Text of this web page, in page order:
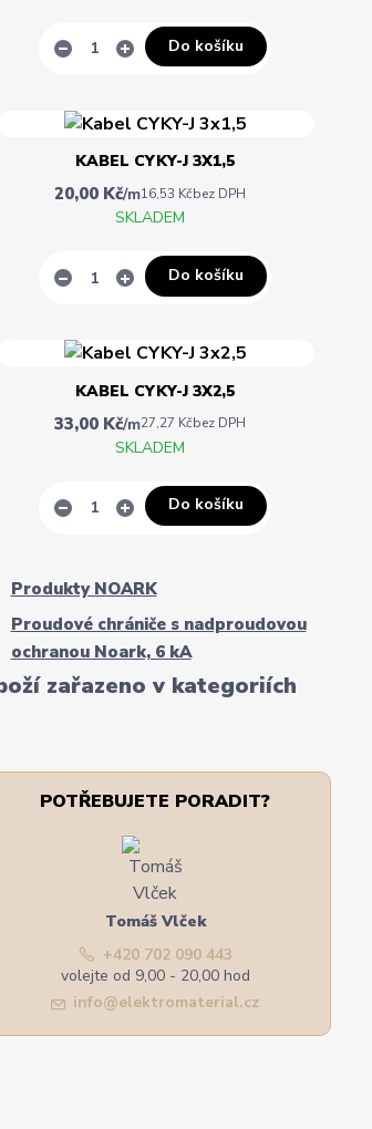
zařazeno v kategoriích
Produkty NOARK
Proudové chrániče s nadproudovou
ochranou Noark, 6 kA
Do košíku
KABEL CYKY-J 3X1,5
20,00 Kč/m16,53 Kčbez DPH
SKLADEM
Do košíku
KABEL CYKY-J 3X2,5
33,00 Kč/m27,27 Kčbez DPH
SKLADEM
Do košíku
POTŘEBUJETE PORADIT?
Tomáš Vlček
+420 702 090 443
volejte od 9,00 - 20,00 hod
info@elektromaterial.cz